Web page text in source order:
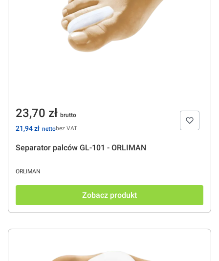
Separator palców GL-101 - ORLIMAN
PRODUCENT
ORLIMAN
Cena
23,70 zł
Cena
21,94 zł bez VAT
Zobacz produkt